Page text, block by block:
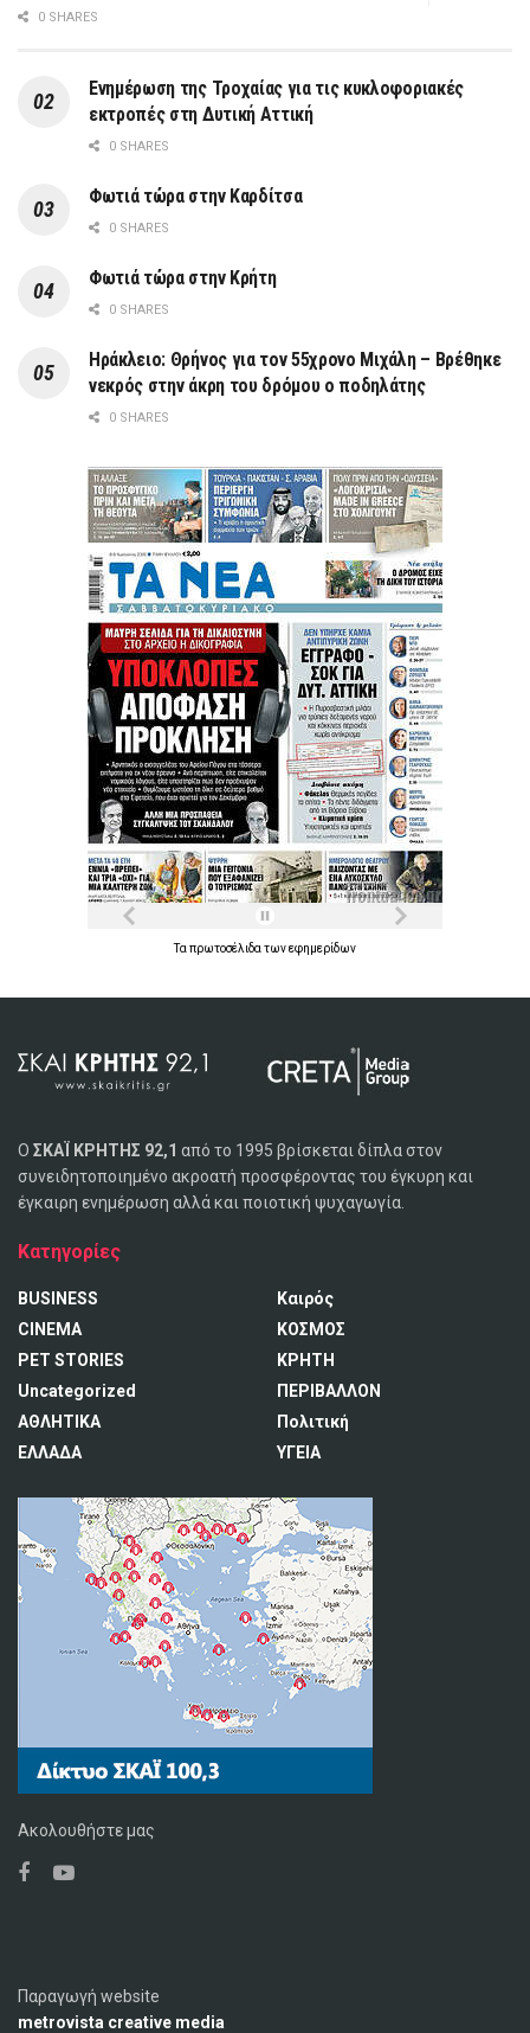
0 SHARES
Ενημέρωση της Τροχαίας για τις κυκλοφοριακές
εκτροπές στη Δυτική Αττική
0 SHARES
Φωτιά τώρα στην Καρδίτσα
0 SHARES
Φωτιά τώρα στην Κρήτη
0 SHARES
Ηράκλειο: Θρήνος για τον 55χρονο Μιχάλη – Βρέθηκε
νεκρός στην άκρη του δρόμου ο ποδηλάτης
0 SHARES
Ταπρωτοσέλιδατωνεφημερίδων
Ο ΣΚΑΪ ΚΡΗΤΗΣ 92,1 από το 1995 βρίσκεται δίπλα στον
συνειδητοποιημένο ακροατή προσφέροντας του έγκυρη και
έγκαιρη ενημέρωση αλλά και ποιοτική ψυχαγωγία.
Κατηγορίες
BUSINESS
CINEMA
PET STORIES
Uncategorized
ΑΘΛΗΤΙΚΑ
ΕΛΛΑΔΑ
Καιρός
ΚΟΣΜΟΣ
ΚΡΗΤΗ
ΠΕΡΙΒΑΛΛΟΝ
Πολιτική
ΥΓΕΙΑ
Ακολουθήστε μας
Παραγωγή website
metrovista creative media